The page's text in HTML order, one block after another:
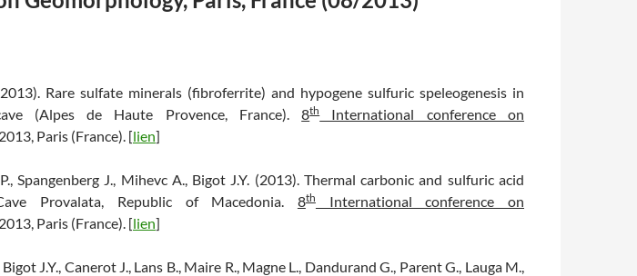
Rare sulfate minerals (fibroferrite) and hypogene sulfuric speleogenesis in
(Alpes de Haute Provence, France).8thInternational conference on
Paris (France). [lien]
Spangenberg J., Mihevc A., Bigot J.Y. (2013). Thermal carbonic and sulfuric acid
Provalata, Republic of Macedonia. 8thInternational conference on
Paris (France). [lien]
J.Y., Canerot J., Lans B., Maire R., Magne L., Dandurand G., Parent G., Lauga M.,